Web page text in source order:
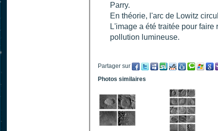
Parry.
En théorie, l'arc de Lowitz
L'image a été traitée pour
pollution lumineuse.
Partager sur
Photos similaires